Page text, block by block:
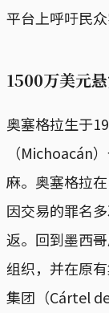
平台上呼吁民
1500万美元
奥塞格拉生于
（Michoacán
麻。奥塞格拉
因交易的罪名
返。回到墨西
组织，并在原
集团（Cártel